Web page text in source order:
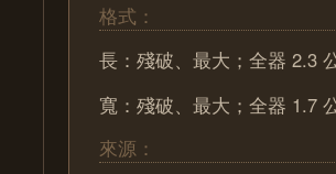
格式：
長：殘破、最大；全器 2.3
寬：殘破、最大；全器 1.7
來源：